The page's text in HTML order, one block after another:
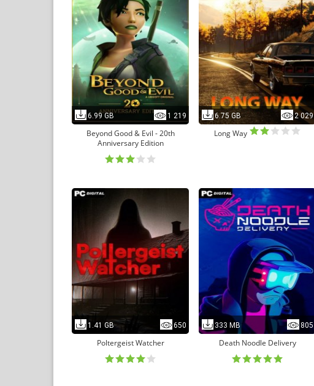
6.99 GB 1 219
Beyond Good & Evil - 20th
Anniversary Edition
6.75 GB 2 029
Long Way
1.41 GB 650
Poltergeist Watcher
333 MB 805
Death Noodle Delivery